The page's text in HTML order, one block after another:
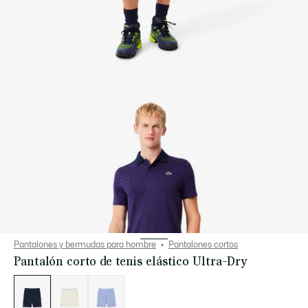
Pantalones y bermudas para hombre Pantalones cortos
Pantalón corto de tenis elástico Ultra-Dry
variaciones